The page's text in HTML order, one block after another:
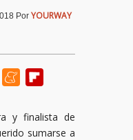
Por YOURWAY
Reddit Meneame
y finalista de
sumarse a